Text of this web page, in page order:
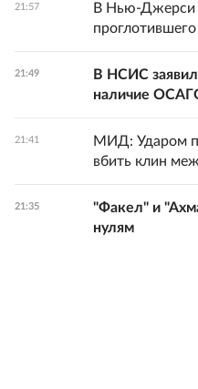
21:57
В Нью-Джерси
21:49
В НСИС
наличие
21:41
МИД: Ударом
вбить клин
21:35
"Факел" и
нулям